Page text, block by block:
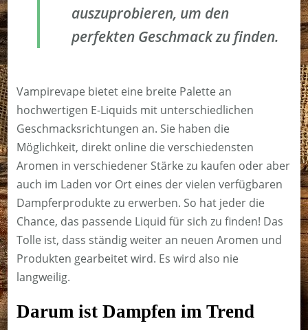
auszuprobieren, um den
perfekten Geschmack zu finden.
Vampirevape bietet eine breite Palette an
hochwertigen E-Liquids mit unterschiedlichen
Geschmacksrichtungen an. Sie haben die
Möglichkeit, direkt online die verschiedensten
Aromen in verschiedener Stärke zu kaufen oder aber
auch im Laden vor Ort eines der vielen verfügbaren
Dampferprodukte zu erwerben. So hat jeder die
Chance, das passende Liquid für sich zu finden! Das
Tolle ist, dass ständig weiter an neuen Aromen und
Produkten gearbeitet wird. Es wird also nie
langweilig.
Darum ist Dampfen im Trend